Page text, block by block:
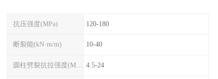
抗压强度(MPa) 120-180
断裂能(kN·m/m) 10-40
圆柱劈裂抗拉强度(MPa) 4.5-24